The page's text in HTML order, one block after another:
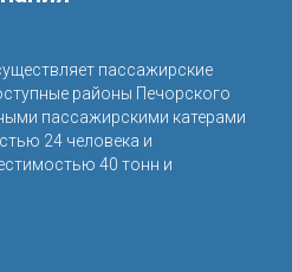
пассажирские
районы Печорского
пассажирскими катерами
24 человека и
40 тонн и